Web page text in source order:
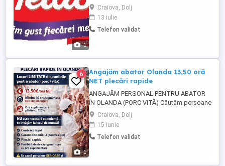
1
aflăm în cautarea unor colegi dinamici și
entuziaști pentru a se alătura echipei
noastre de vânzări.
Craiova, Dolj
13 iulie
Telefon validat
1
6
Angajăm abator Olanda 13,50 oră
NET plecări rapide
ANGAJĂM PERSONAL PENTRU ABATOR
ÎN OLANDA (PORC VITĂ) Căutăm persoane
serioase pentru muncă în abator în
Olanda. Nu este necesară experiență se
oferă instruire la locul de muncă. Salariu:
13,50 oră NET Program: 8 ore zi (minim 40
Craiova, Dolj
15 iunie
Telefon validat